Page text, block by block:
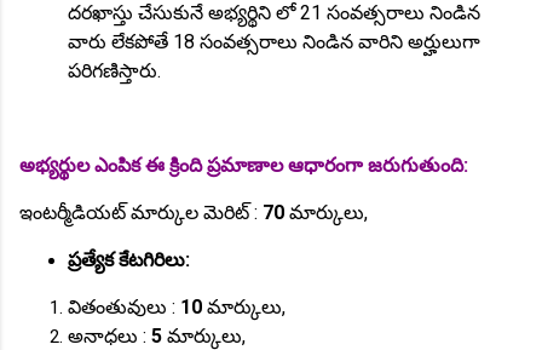
దరఖాస్తు చేసుకునే అభ్యర్థిని లో 21 సంవత్సరాలు నిండిన
వారు లేకపోతే 18 సంవత్సరాలు నిండిన వారిని అర్హులుగా
పరిగణిస్తారు.
అభ్యర్థుల ఎంపిక ఈ క్రింది ప్రమాణాల ఆధారంగా జరుగుతుంది:
ఇంటర్మీడియట్ మార్కుల మెరిట్ : 70 మార్కులు,
ప్రత్యేక కేటగిరిలు:
వితంతువులు : 10 మార్కులు,
అనాధలు : 5 మార్కులు,